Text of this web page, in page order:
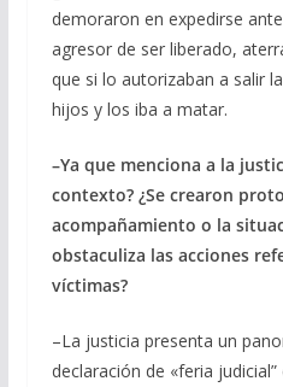
demoraron en expedirse
agresor de ser liberado,
que si lo autorizaban a salir
hijos y los iba a matar.
–Ya que menciona a la
contexto? ¿Se crearon
acompañamiento o la
obstaculiza las acciones
víctimas?
–La justicia presenta un
declaración de «feria